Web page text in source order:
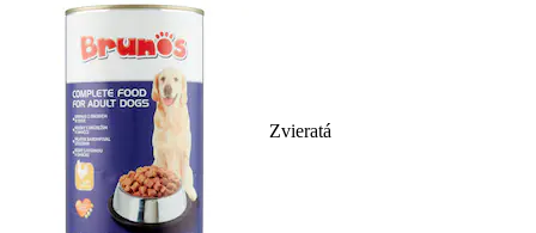
Zvieratá